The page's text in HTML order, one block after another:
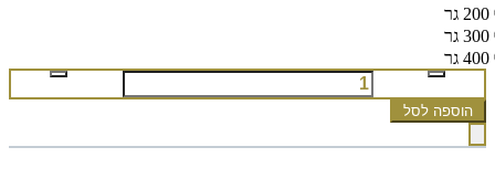
200 גר
300 גר
400 גר
הוספה לסל